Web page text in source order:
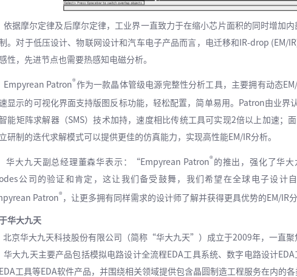
据摩尔定律及后摩尔定律，工业界一直致力于在缩小芯片面积的同时增加内
。对于低压设计、物联网设计和汽车电子产品而言，电迁移和IR-drop (EM/
性，先进节点也需要热感知电磁分析。
Patron®作为一款晶体管级电源完整性分析工具，主要拥有动态
显示的可视化界面支持版图反标功能，轻松配置，简单易用。Patron由业界
能矩阵求解器（SMS）技术加持，速度相比传统工具可实现2倍以上加速；
研制的迭代求解模式可以提供更佳的仿真能力，实现高性能EM/IR分析。
大九天副总经理董森华表示：“Empyrean Patron® 的推出，强化了华
公司的验证和肯定，这让我们备受鼓舞，我们希望在全球电子设计
Patron® ，让更多拥有同样需求的设计师了解并获得更具优势的EM/IR
华大九天
京华大九天科技股份有限公司（简称“华大九天”）成立于2009年，一直聚
大九天主要产品包括模拟电路设计全流程EDA工具系统、数字电路设计EDA
工具等EDA软件产品，并围绕相关领域提供包含晶圆制造工程服务在内的各